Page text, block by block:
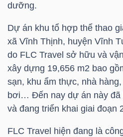
dưỡng.
Dự án khu tổ hợp thể thao
xã Vĩnh Thịnh, huyện Vĩnh
do FLC Travel sở hữu và
xây dựng 19,656 m2 bao
sạn, khu ẩm thực, nhà
bơi… Đến nay dự án này đã
và đang triển khai giai đoạn
FLC Travel hiện đang là
ĐÔNG
DƯƠNG
TÀI
CHÍNH
CÁ
NHÂN